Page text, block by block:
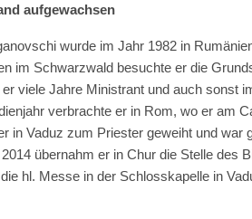
aufgewachsen
wurde im Jahr 1982 in
im Schwarzwald besuchte er die
viele Jahre Ministrant und auch sonst
verbrachte er in Rom, wo er am
in Vaduz zum Priester geweiht und
übernahm er in Chur die Stelle des
hl. Messe in der Schlosskapelle in